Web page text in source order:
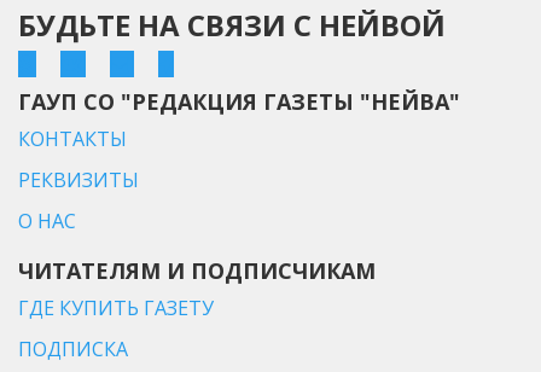
БУДЬТЕ НА СВЯЗИ С НЕЙВОЙ
ГАУП СО "РЕДАКЦИЯ ГАЗЕТЫ "НЕЙВА"
КОНТАКТЫ
РЕКВИЗИТЫ
О НАС
ЧИТАТЕЛЯМ И ПОДПИСЧИКАМ
ГДЕ КУПИТЬ ГАЗЕТУ
ПОДПИСКА